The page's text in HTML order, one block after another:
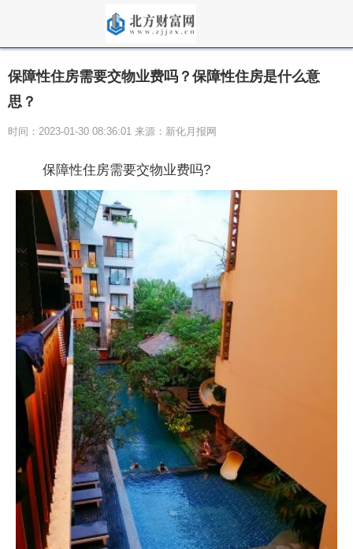
保障性住房需要交物业费吗？保障性住房是什么意
思？
时间：2023-01-30 08:36:01 来源：新化月报网
保障性住房需要交物业费吗?